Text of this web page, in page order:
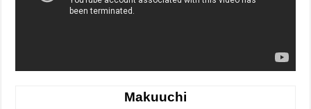
Makuuchi